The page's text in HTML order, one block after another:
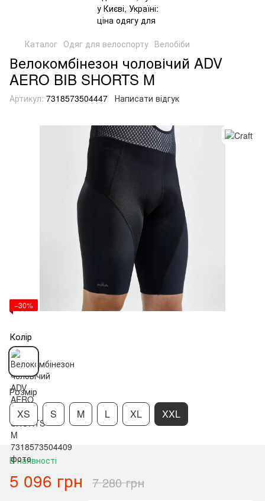
Каталог Одяг для велоспорту Велобіби
Велокомбінезон чоловічий ADV
AERO BIB SHORTS M
Артикул: 7318573504447 Написати відгук
−30%
Колір
Розмір
XS S M L XL XXL
В наявності
5 096 грн 7 280 грн